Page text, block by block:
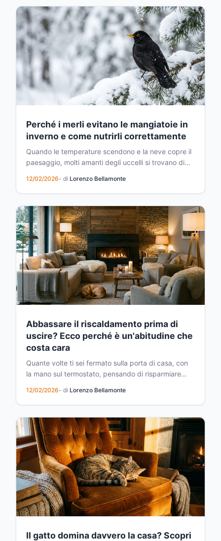
efficacia: il lasagna gardening, o "giardinaggio a
strati"....
Perché i merli evitano le mangiatoie in
inverno e come nutrirli correttamente
Quando le temperature scendono e la neve copre il
paesaggio, molti amanti degli uccelli si trovano di
presenti durante l'autunno, sembrano scomparire
dalle mangiatoie proprio quando il freddo si
intensifica. Non è una coincidenza, né il segno che
gli u...
12/02/2026- di Lorenzo Bellamonte
Abbassare il riscaldamento prima di
uscire? Ecco perché è un'abitudine che
costa cara
Quante volte ti sei fermato sulla porta di casa, con
la mano sul termostato, pensando di risparmiare
uscire? È un gesto quasi istintivo, una di quelle
abitudini che molti di noi ripetono quotidianamente
senza metterne in discussione l'efficacia. Eppu...
12/02/2026- di Lorenzo Bellamonte
Il gatto domina davvero la casa? Scopri